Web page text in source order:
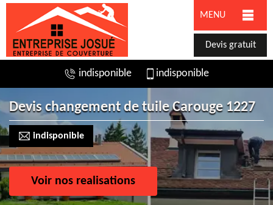
MENU
Devis gratuit
indisponible indisponible
Devis changement de tuile Carouge 1227
indisponible
Voir nos realisations